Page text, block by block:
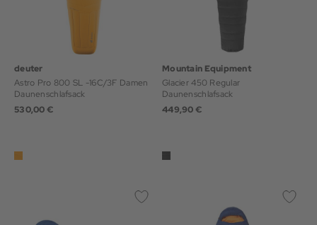
deuter
Astro Pro 800 SL -16C/3F Damen
Daunenschlafsack
530,00 €
Mountain Equipment
Glacier 450 Regular
Daunenschlafsack
449,90 €